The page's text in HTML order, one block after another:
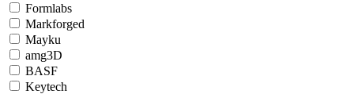
Formlabs
Markforged
Mayku
amg3D
BASF
Keytech